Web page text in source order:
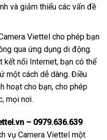
và giảm thiểu các vấn đề
Viettel cho phép bạn
qua ứng dụng di động.
kết nối Internet, bạn có thể
một cách dễ dàng. Điều
hoạt cho bạn, cho phép
mọi nơi.
– 0979.636.639
vụ Camera Viettel một